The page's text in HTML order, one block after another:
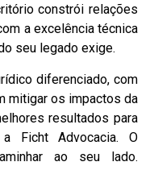
constrói relações
a excelência técnica
seu legado exige.
diferenciado, com
mitigar os impactos da
resultados para
Ficht Advocacia. O
ao seu lado.